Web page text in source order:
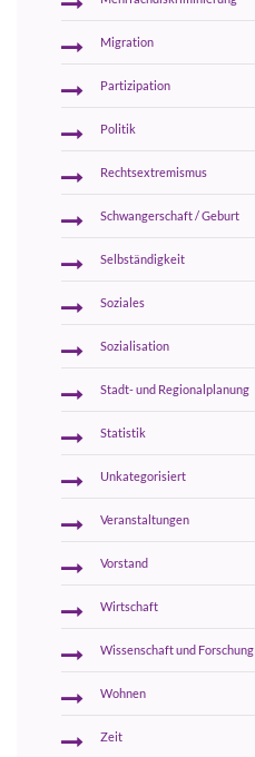
Migration
Partizipation
Politik
Rechtsextremismus
Schwangerschaft / Geburt
Selbständigkeit
Soziales
Sozialisation
Stadt- und Regionalplanung
Statistik
Unkategorisiert
Veranstaltungen
Vorstand
Wirtschaft
Wissenschaft und Forschung
Wohnen
Zeit